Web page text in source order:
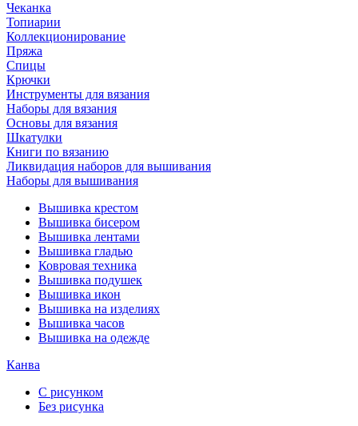
Чеканка
Топиарии
Коллекционирование
Пряжа
Спицы
Крючки
Инструменты для вязания
Наборы для вязания
Основы для вязания
Шкатулки
Книги по вязанию
Ликвидация наборов для вышивания
Наборы для вышивания
Вышивка крестом
Вышивка бисером
Вышивка лентами
Вышивка гладью
Ковровая техника
Вышивка подушек
Вышивка икон
Вышивка на изделиях
Вышивка часов
Вышивка на одежде
Канва
С рисунком
Без рисунка